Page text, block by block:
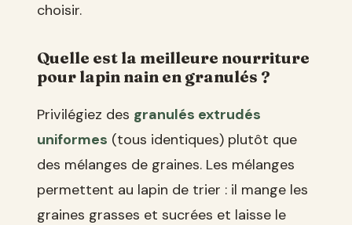
choisir.
Quelle est la meilleure nourriture
pour lapin nain en granulés ?
Privilégiez des granulés extrudés
uniformes (tous identiques) plutôt que
des mélanges de graines. Les mélanges
permettent au lapin de trier : il mange les
graines grasses et sucrées et laisse le